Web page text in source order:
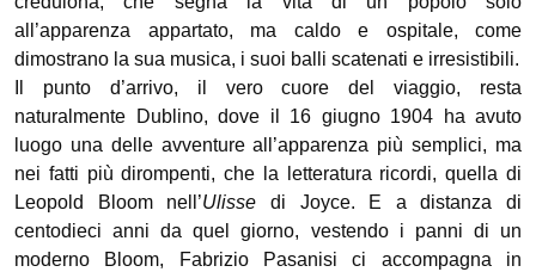
all’apparenza appartato, ma caldo e ospitale, come
dimostrano la sua musica, i suoi balli scatenati e irresistibili.
Il punto d’arrivo, il vero cuore del viaggio, resta
naturalmente Dublino, dove il 16 giugno 1904 ha avuto
luogo una delle avventure all’apparenza più semplici, ma
nei fatti più dirompenti, che la letteratura ricordi, quella di
Leopold Bloom nell’Ulisse di Joyce. E a distanza di
centodieci anni da quel giorno, vestendo i panni di un
moderno Bloom, Fabrizio Pasanisi ci accompagna in